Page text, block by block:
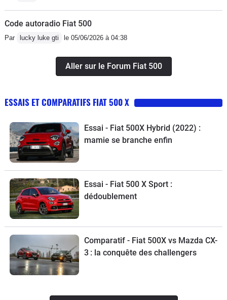
Code autoradio Fiat 500
Par lucky luke gti le 05/06/2026 à 04:38
Aller sur le Forum Fiat 500
ESSAIS ET COMPARATIFS FIAT 500 X
Essai - Fiat 500X Hybrid (2022) :
mamie se branche enfin
Essai - Fiat 500 X Sport :
dédoublement
Comparatif - Fiat 500X vs Mazda CX-
3 : la conquête des challengers